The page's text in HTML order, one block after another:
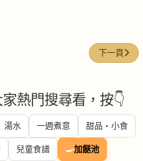
下一篇文章
下一頁
熱門搜尋看，按👇
湯水 一週煮意 甜品・小食
兒童食譜 🍳加餸池